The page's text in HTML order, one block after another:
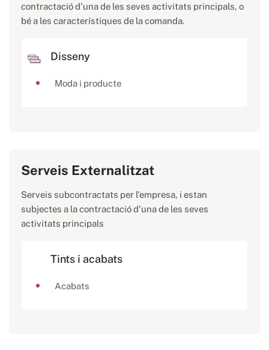
contractació d'una de les seves activitats principals, o
bé a les característiques de la comanda.
Disseny
Moda i producte
Serveis Externalitzat
Serveis subcontractats per l'empresa, i estan
subjectes a la contractació d'una de les seves
activitats principals
Tints i acabats
Acabats